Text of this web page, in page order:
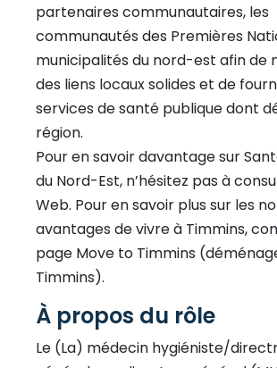
partenaires communautaires, les
communautés des Premières
municipalités du nord-est afin de
des liens locaux solides et de
services de santé publique dont
région.
Pour en savoir davantage sur
du Nord-Est, n’hésitez pas à
Web. Pour en savoir plus sur les
avantages de vivre à Timmins,
page Move to Timmins
Timmins).
À propos du rôle
Le (La) médecin hygiéniste/